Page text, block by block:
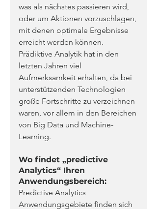
was als nächstes passieren wird,
oder um Aktionen vorzuschlagen,
mit denen optimale Ergebnisse
erreicht werden können.
Prädiktive Analytik hat in den
letzten Jahren viel
Aufmerksamkeit erhalten, da bei
unterstützenden Technologien
große Fortschritte zu verzeichnen
waren, vor allem in den Bereichen
von Big Data und Machine-
Learning.
Wo findet „predictive
Analytics“ Ihren
Anwendungsbereich:
Predictive Analytics
Anwendungsgebiete finden sich